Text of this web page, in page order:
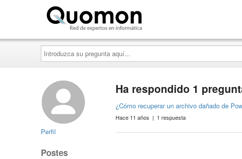
Introduzca
su
pregunta
aquí...
Perfil
Postes
Ha respondido 1
¿Cómo recuperar un archivo dañado de
Hace 11 años | 1 respuesta